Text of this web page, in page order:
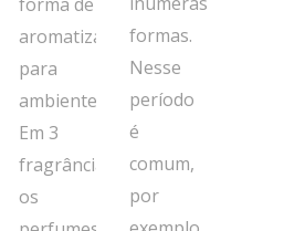
aromatizadores
para
ambientes.
Em 3
fragrâncias,
os
formas.
Nesse
período
é
comum,
por